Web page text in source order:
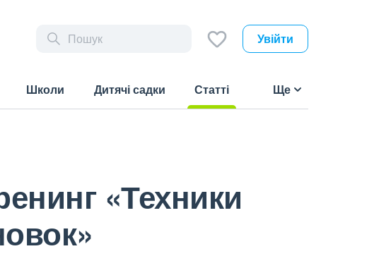
Увійти
Школи Дитячі садки
Статті
Ще
«Техники